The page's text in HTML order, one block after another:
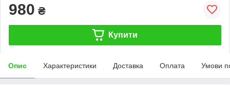
980 ₴
Купити
Опис Характеристики Доставка Оплата Умови